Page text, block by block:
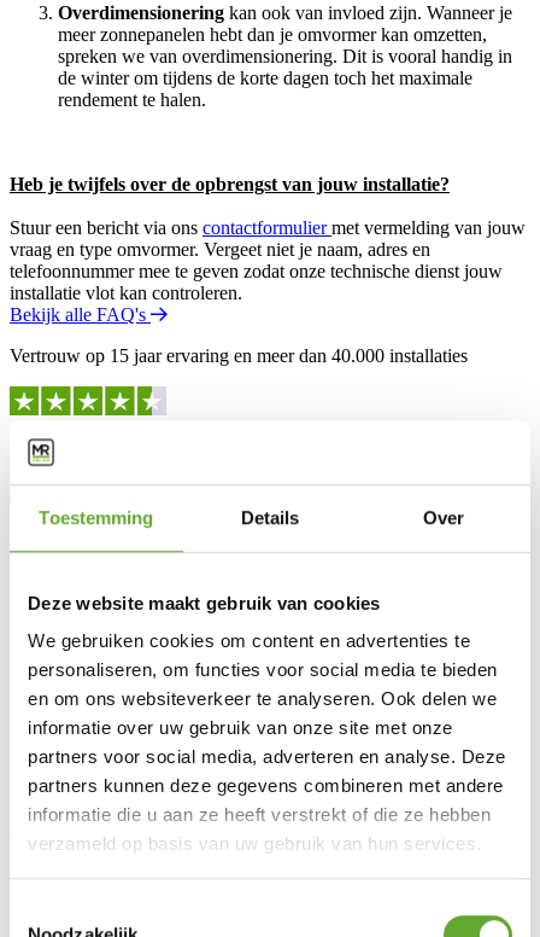
Toestemming Details Over
Deze website maakt gebruik van cookies
We gebruiken cookies om content en advertenties te
personaliseren, om functies voor social media te bieden
en om ons websiteverkeer te analyseren. Ook delen we
informatie over uw gebruik van onze site met onze
partners voor social media, adverteren en analyse. Deze
partners kunnen deze gegevens combineren met andere
informatie die u aan ze heeft verstrekt of die ze hebben
verzameld op basis van uw gebruik van hun services.
Overdimensionering kan ook van invloed zijn. Wanneer je
meer zonnepanelen hebt dan je omvormer kan omzetten,
spreken we van overdimensionering. Dit is vooral handig in
de winter om tijdens de korte dagen toch het maximale
rendement te halen.
Heb je twijfels over de opbrengst van jouw installatie?
Stuur een bericht via ons contactformuliermet vermelding van jouw
vraag en type omvormer. Vergeet niet je naam, adres en
telefoonnummer mee te geven zodat onze technische dienst jouw
installatie vlot kan controleren.
Bekijk alle FAQ's
Vertrouw op 15 jaar ervaring en meer dan 40.000 installaties
Contacteer onze experten:
We zijn bereikbaar van
Oplossingen